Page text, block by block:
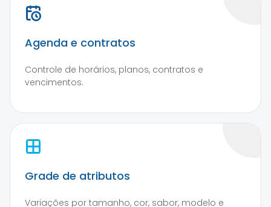
Agenda e contratos
Controle de horários, planos, contratos e
vencimentos.
Grade de atributos
Variações por tamanho, cor, sabor, modelo e